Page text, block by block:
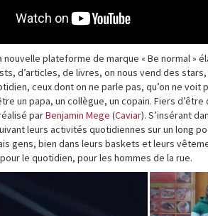
nouvelle plateforme de marque « Be normal »
d’articles, de livres, on nous vend des
ceux dont on ne parle pas, qu’on ne
un papa, un collègue, un copain. Fiers
parBenjamin Mege (Caviar). S’insérant
leurs activités quotidiennes sur un long
gens, bien dans leurs baskets et leurs
le quotidien, pour les hommes de la rue.